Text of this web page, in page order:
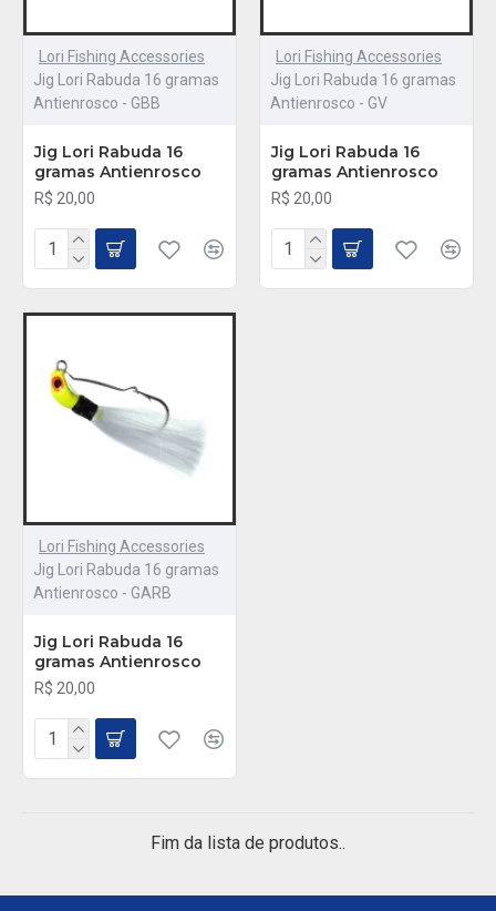
Lori Fishing Accessories
Jig Lori Rabuda 16 gramas
Antienrosco - GBB
Jig Lori Rabuda 16
gramas Antienrosco
R$ 20,00
Lori Fishing Accessories
Jig Lori Rabuda 16 gramas
Antienrosco - GV
Jig Lori Rabuda 16
gramas Antienrosco
R$ 20,00
Lori Fishing Accessories
Jig Lori Rabuda 16 gramas
Antienrosco - GARB
Jig Lori Rabuda 16
gramas Antienrosco
R$ 20,00
Fim da lista de produtos..